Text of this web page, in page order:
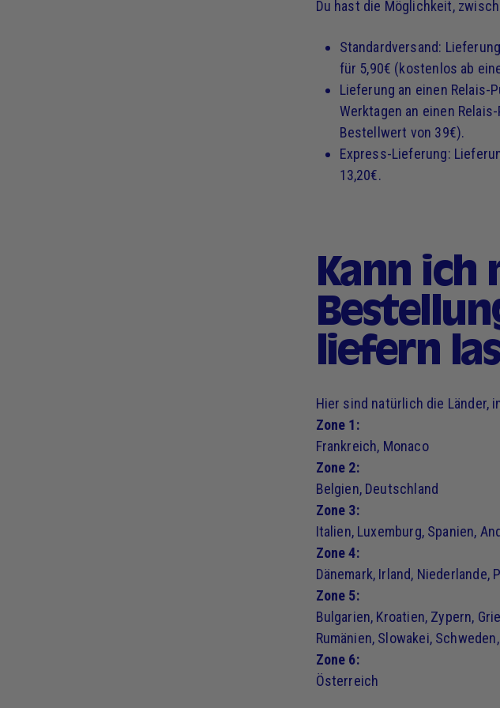
Du hast die Möglichkeit,
Standardversand:
für 5,90€ (kostenlos ab
Lieferung an einen Relais-
Werktagen an einen
Bestellwert von 39€).
Express-Lieferung:
13,20€.
Kann ich
liefern
Hier sind natürlich die Länder,
Zone 1:
Frankreich, Monaco
Zone 2:
Belgien, Deutschland
Zone 3:
Italien, Luxemburg, Spanien,
Zone 4:
Dänemark, Irland,
Zone 5:
Bulgarien, Kroatien, Zypern,
Rumänien, Slowakei,
Zone 6:
Österreich